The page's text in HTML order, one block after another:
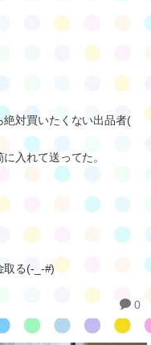
対買いたくない出品者(
入れて送ってた。
取る(-_-#)
0